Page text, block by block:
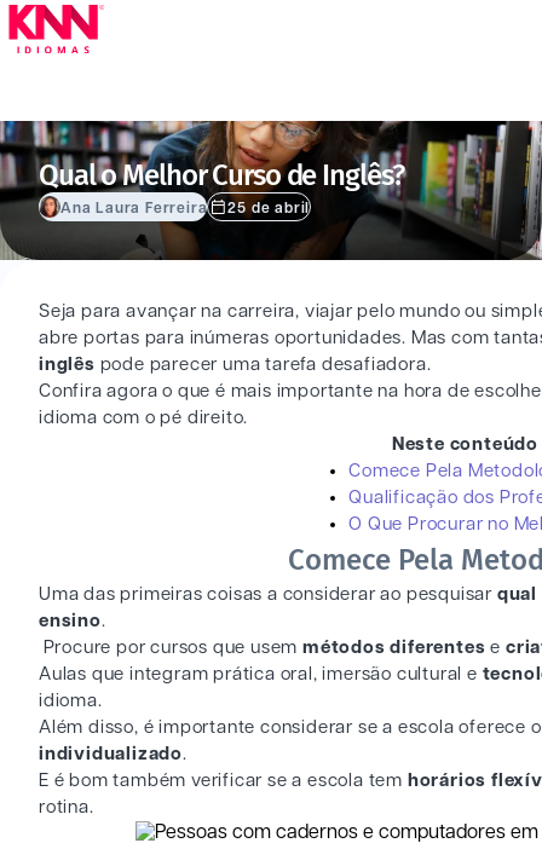
Qual o Melhor Curso de Inglês?
Ana Laura Ferreira 25 de abril
Seja para avançar na carreira, viajar pelo mundo ou
abre portas para inúmeras oportunidades. Mas com
inglês pode parecer uma tarefa desafiadora.
Confira agora o que é mais importante na hora de
idioma com o pé direito.
Neste
Comece Pela
Qualificação dos
O Que Procurar no
Comece Pela
Uma das primeiras coisas a considerar ao pesquisar qual
ensino.
Procure por cursos que usemmétodos diferentes e
Aulas que integram prática oral, imersão cultural e
idioma.
Além disso, é importante considerar se a escola oferece
individualizado.
E é bom também verificar se a escola tem horários
rotina.